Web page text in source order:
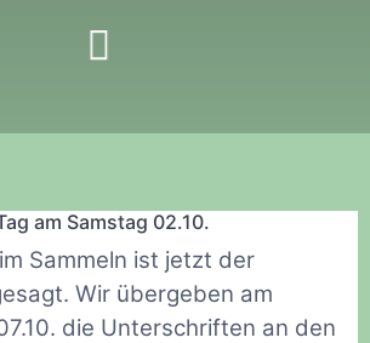
am Samstag 02.10.
Sammeln ist jetzt der
Wir übergeben am
die Unterschriften an den